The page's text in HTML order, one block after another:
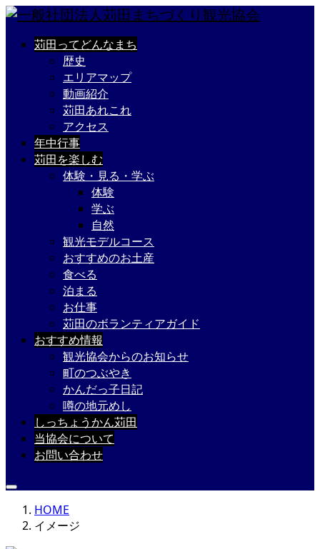
苅田ってどんなまち
歴史
エリアマップ
動画紹介
苅田あれこれ
アクセス
年中行事
苅田を楽しむ
体験・見る・学ぶ
体験
学ぶ
自然
観光モデルコース
おすすめのお土産
食べる
泊まる
お仕事
苅田のボランティアガイド
おすすめ情報
観光協会からのお知らせ
町のつぶやき
かんだっ子日記
噂の地元めし
しっちょうかん苅田
当協会について
お問い合わせ
HOME
イメージ